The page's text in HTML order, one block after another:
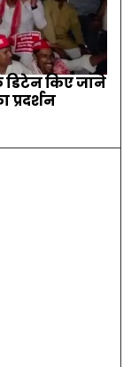
किए जाने
प्रदर्शन